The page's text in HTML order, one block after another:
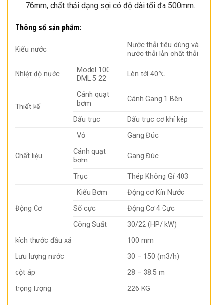
76mm, chất thải dạng sợi có độ dài tối đa 500mm.
Thông số sản phẩm:
Kiểu nước
Nước thải tiêu dùng và
nước thải lẫn chất thải
Nhiệt độ nước
Model 100
DML 5 22
Lên tới 40℃
Thiết kế
Cánh quạt
bơm
Cánh Gang 1 Bên
Dấu trục Dấu trục cơ khí kép
Chất liệu
Vỏ
Gang Đúc
Cánh quạt
bơm
Gang Đúc
Trục Thép Không Gỉ 403
Động Cơ
Kiểu Bơm
Động cơ Kín Nước
Số cực
Động Cơ 4 Cực
Công Suất
30/22 (HP/ kW)
kích thước đầu xả
100 mm
Lưu lượng nước
30 – 150 (m3/h)
cột áp
28 – 38.5 m
trọng lượng
226 KG